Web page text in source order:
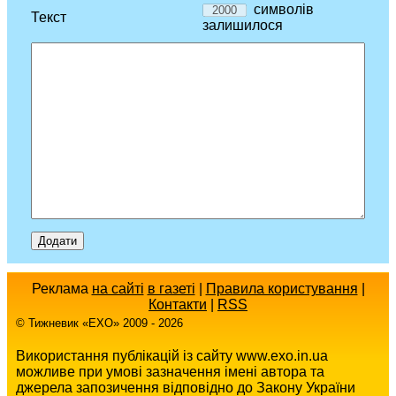
Текст
символів
залишилося
Реклама на сайті в газеті Правила користування
Контакти
RSS
© Тижневик «EХO» 2009 - 2026
Використання публікацій із сайту www.exo.in.ua
можливе при умові зазначення імені автора та
джерела запозичення відповідно до Закону України